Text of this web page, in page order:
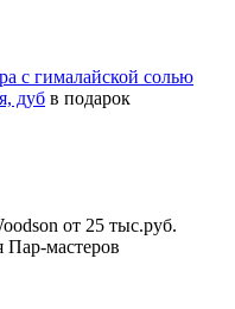
с гималайской солью
дуб в подарок
от 25 тыс.руб.
Пар-мастеров